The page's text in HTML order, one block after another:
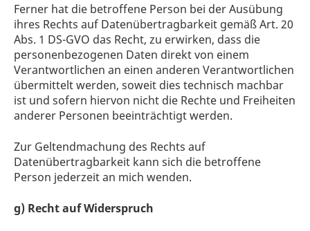
Ferner hat die betroffene Person bei der Ausübung
ihres Rechts auf Datenübertragbarkeit gemäß Art. 20
Abs. 1 DS-GVO das Recht, zu erwirken, dass die
personenbezogenen Daten direkt von einem
Verantwortlichen an einen anderen Verantwortlichen
übermittelt werden, soweit dies technisch machbar
ist und sofern hiervon nicht die Rechte und Freiheiten
anderer Personen beeinträchtigt werden.
Zur Geltendmachung des Rechts auf
Datenübertragbarkeit kann sich die betroffene
Person jederzeit an mich wenden.
g) Recht auf Widerspruch